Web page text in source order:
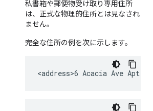
私書箱や郵便物受け取り専用住所
は、正式な物理的住所とは見なされ
ません。
完全な住所の例を次に示します。
<address>6 Acacia Ave Apt